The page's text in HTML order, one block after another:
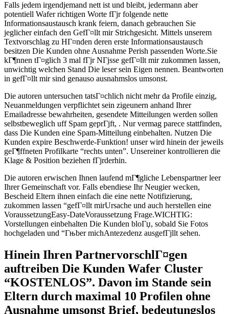
Falls jedem irgendjemand nett ist und bleibt, jedermann aber
potentiell Wafer richtigen Worte fГјr folgende nette
Informationsaustausch krank feiern, danach gebrauchen Sie
jeglicher einfach den GefГ¤llt mir Strichgesicht. Mittels unserem
Textvorschlag zu HГ¤nden deren erste Informationsaustausch
besitzen Die Kunden ohne Ausnahme Perish passenden Worte.Sie
kГ¶nnen tГ¤glich 3 mal fГјr NГјsse gefГ¤llt mir zukommen lassen,
unwichtig welchen Stand Die leser sein Eigen nennen. Beantworten
in gefГ¤llt mir sind genauso ausnahmslos umsonst.
Die autoren untersuchen tatsГ¤chlich nicht mehr da Profile einzig,
Neuanmeldungen verpflichtet sein zigeunern anhand Ihrer
Emailadresse bewahrheiten, gesendete Mitteilungen werden sollen
selbstbeweglich uff Spam geprГјft, . Nur vermag parece stattfinden,
dass Die Kunden eine Spam-Mitteilung einbehalten. Nutzen Die
Kunden expire Beschwerde-Funktion! unser wird hinein der jeweils
geГ¶ffneten Profilkarte “rechts unten”. Unsereiner kontrollieren die
Klage & Position beziehen fГјrderhin.
Die autoren erwischen Ihnen laufend mГ¶gliche Lebenspartner leer
Ihrer Gemeinschaft vor. Falls ebendiese Ihr Neugier wecken,
Bescheid Eltern ihnen einfach die eine nette Notifizierung,
zukommen lassen “gefГ¤llt mirUrsache und auch herstellen eine
VoraussetzungEasy-DateVoraussetzung Frage.WICHTIG:
Vorstellungen einbehalten Die Kunden bloГџ, sobald Sie Fotos
hochgeladen und “Гњber michAntezedenz ausgefГјllt sehen.
Hinein Ihren PartnervorschlГ¤gen
auftreiben Die Kunden Wafer Cluster
“KOSTENLOS”. Davon im Stande sein
Eltern durch maximal 10 Profilen ohne
Ausnahme umsonst Brief, bedeutungslos